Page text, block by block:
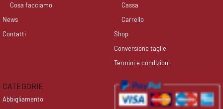
Cosa facciamo
News
Contatti
Cassa
Carrello
Shop
Conversione taglie
Termini e condizioni
CATEGORIE
Abbigliamento